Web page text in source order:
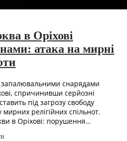
в Оріхові
атака на мирні
запалювальними снарядами
спричинивши серйозні
під загрозу свободу
мирних релігійних спільнот.
в Оріхові: порушення…